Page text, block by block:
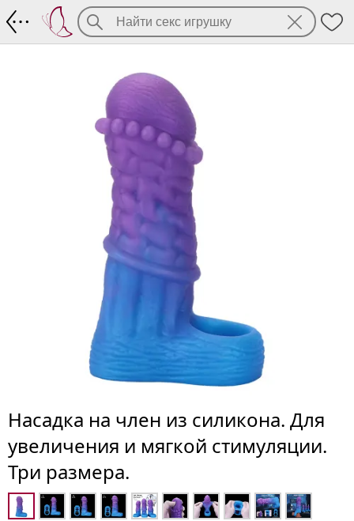
Насадка на член из силикона. Для
увеличения и мягкой стимуляции.
Три размера.
Насадка на член из силикона. Для